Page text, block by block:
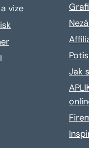
vize
Jak